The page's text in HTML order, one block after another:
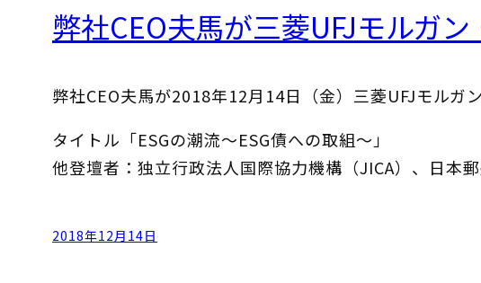
弊社CEO夫馬が三菱UFJモルガ
弊社CEO夫馬が2018年12月14日（金）三菱UFJモルガ
タイトル「ESGの潮流〜ESG債への取組〜」
他登壇者：独立行政法人国際協力機構（JICA）、日本
2018年12月14日